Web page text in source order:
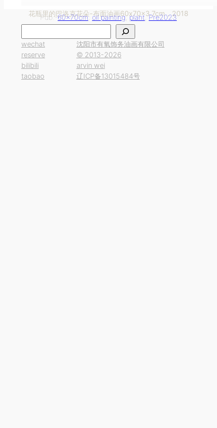
花瓶里的巴洛克花朵-布面油画60x70x3.7cm，2018
Pub.-60x70cm, oil painting, plant, Pre2023
索
wechat
reserve
bilibili
taobao
沈阳市有氧饰务油画有限公司
© 2013-2026
arvin wei
辽ICP备13015484号